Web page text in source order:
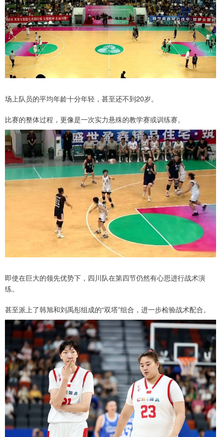
场上队员的平均年龄十分年轻，甚至还不到20岁。
比赛的整体过程，更像是一次实力悬殊的教学赛或训练赛。
即使在巨大的领先优势下，四川队在第四节仍然有心思进行战术演
练。
甚至派上了韩旭和刘禹彤组成的“双塔”组合，进一步检验战术配合。